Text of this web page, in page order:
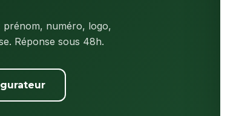
numéro, logo,
Réponse sous 48h.